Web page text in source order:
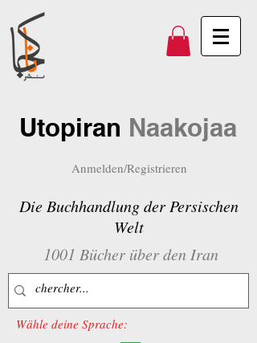
Utopiran Naakojaa
Anmelden/Registrieren
Die Buchhandlung der Persischen
Welt
1001 Bücher über den Iran
Wähle deine Sprache: